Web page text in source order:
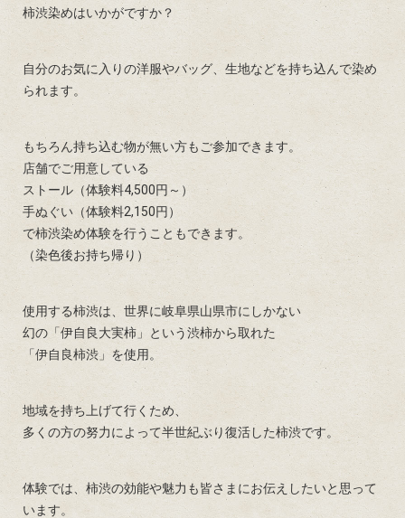
柿渋染めはいかがですか？
自分のお気に入りの洋服やバッグ、生地などを持ち込んで染め
られます。
もちろん持ち込む物が無い方もご参加できます。
店舗でご用意している
ストール（体験料4,500円～）
手ぬぐい（体験料2,150円）
で柿渋染め体験を行うこともできます。
（染色後お持ち帰り）
使用する柿渋は、世界に岐阜県山県市にしかない
幻の「伊自良大実柿」という渋柿から取れた
「伊自良柿渋」を使用。
地域を持ち上げて行くため、
多くの方の努力によって半世紀ぶり復活した柿渋です。
体験では、柿渋の効能や魅力も皆さまにお伝えしたいと思って
います。